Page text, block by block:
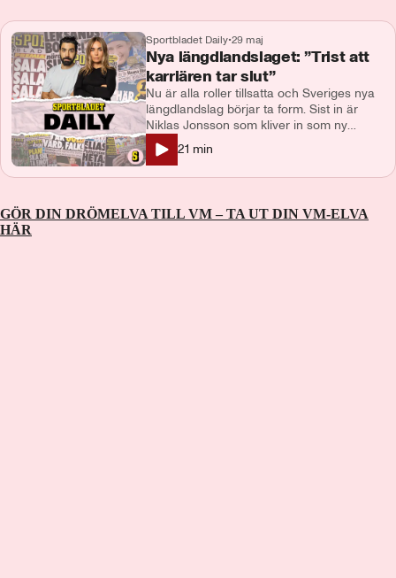
Sportbladet Daily•29 maj
Nya längdlandslaget: ”Trist att
karriären tar slut”
Nu är alla roller tillsatta och Sveriges nya
längdlandslag börjar ta form. Sist in är
Niklas Jonsson som kliver in som ny
landslagschef efter Anders Byström.
Samtidigt meddelar Johan Häggström och
Burman? och så följer vi upp Alvar
21 min
GÖR DIN DRÖMELVA TILL VM – TA UT DIN VM-ELVA
HÄR